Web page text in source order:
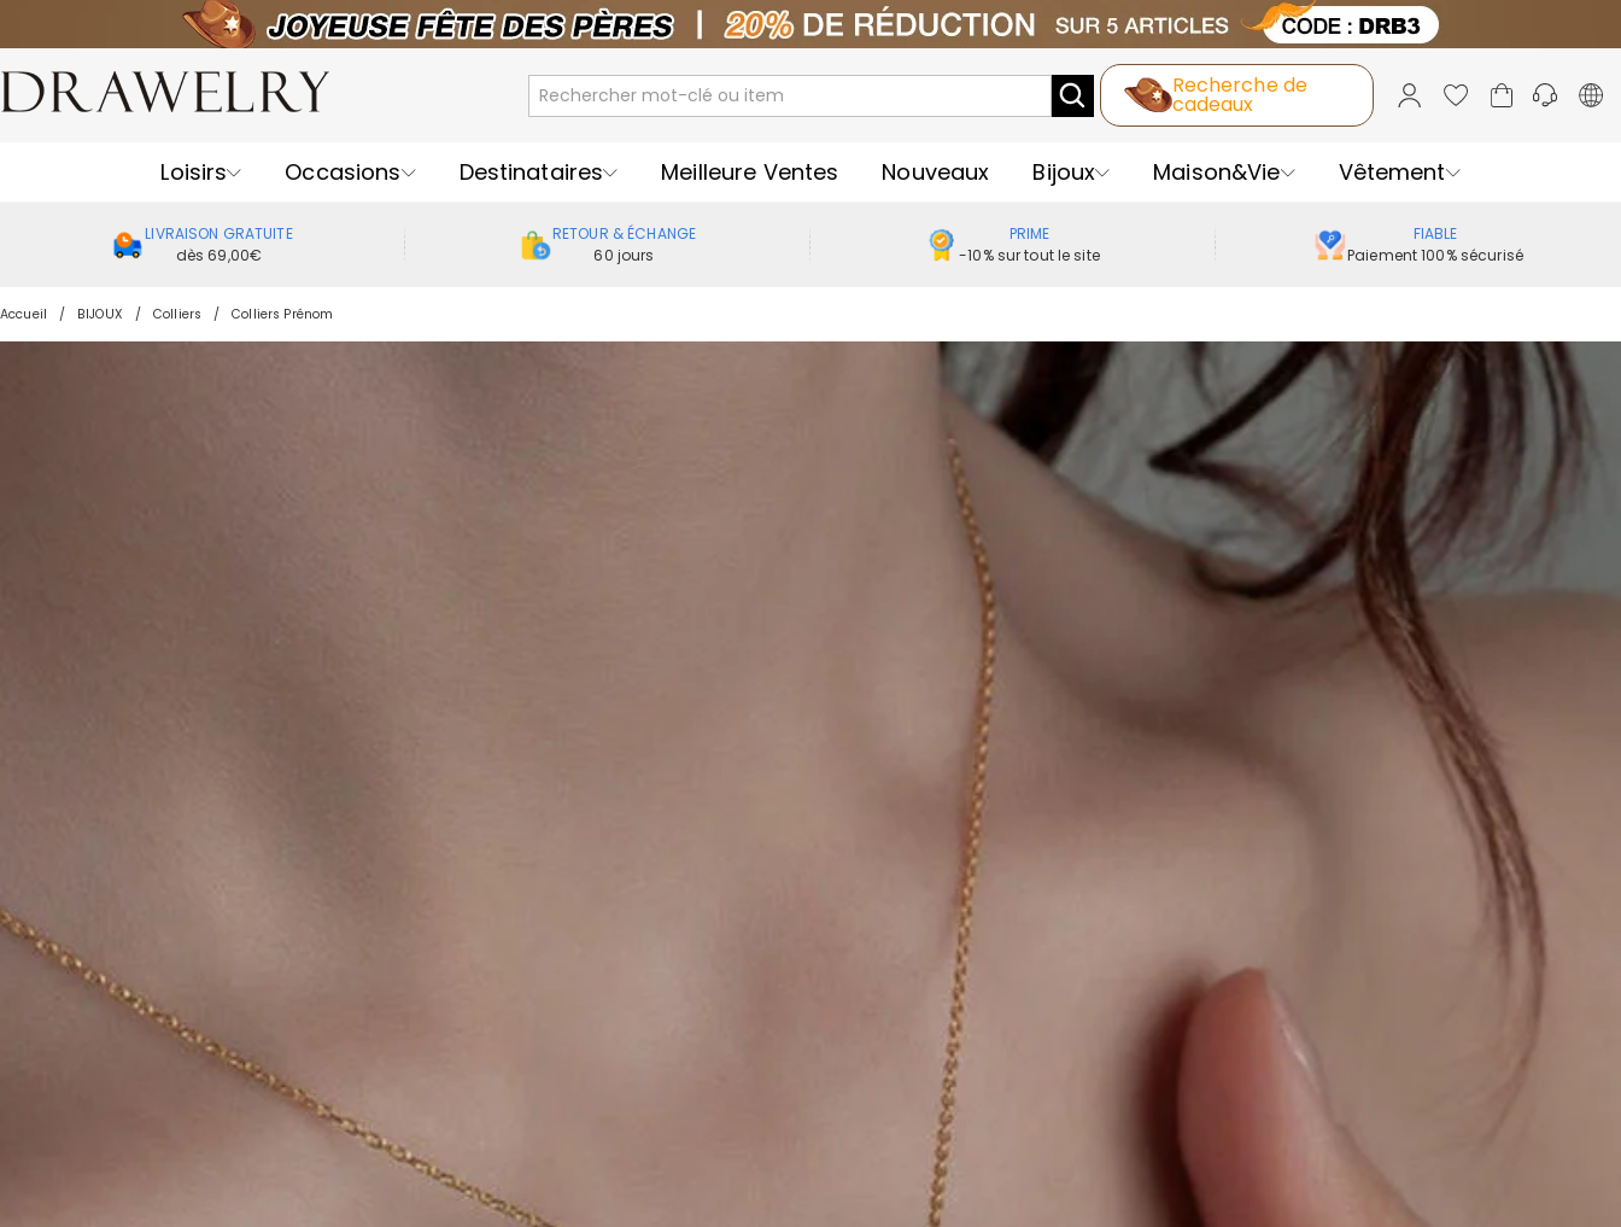
Recherche de
cadeaux
Loisirs Occasions Destinataires Meilleure Ventes Nouveaux Bijoux Maison&Vie Vêtement
LIVRAISON GRATUITE
dès 69,00€
RETOUR & ÉCHANGE
60 jours
PRIME
-10% sur tout le site
FIABLE
Paiement 100% sécurisé
Accueil BIJOUX Colliers Colliers Prénom